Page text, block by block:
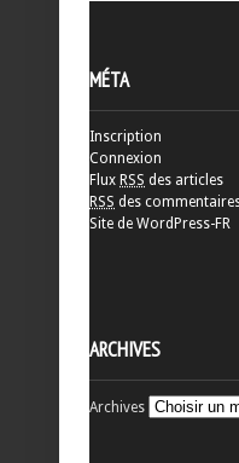
MÉTA
Inscription
Connexion
Flux RSS des articles
RSS des
Site de WordPress-FR
ARCHIVES
Archives